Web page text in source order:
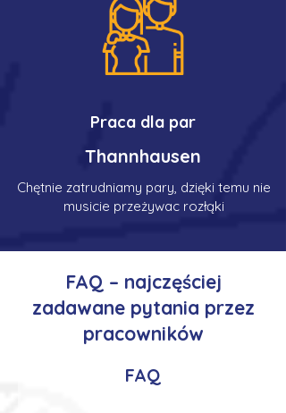
Praca dla par
Thannhausen
Chętnie zatrudniamy pary, dzięki temu nie
musicie przeżywac rozłąki
FAQ – najczęściej
zadawane pytania przez
pracowników
FAQ